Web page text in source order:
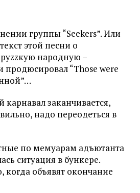
группы “Seekers”. Или
этой песни о
народную –
продюсировал “Those were
заканчивается,
надо переодеться в
по мемуарам адъютанта
ситуация в бункере.
когда объявят окончание